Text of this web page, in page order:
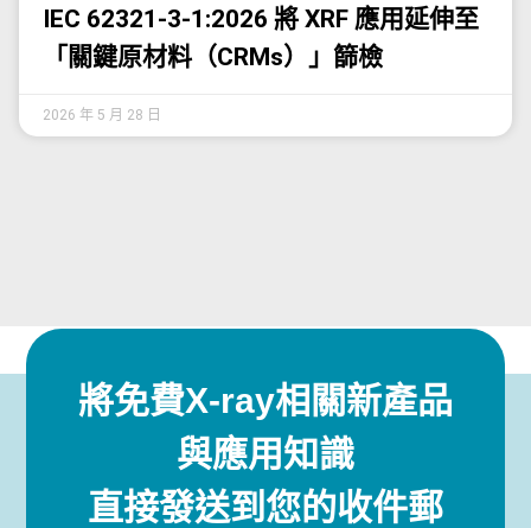
IEC 62321-3-1:2026 將 XRF 應用延伸至
「關鍵原材料（CRMs）」篩檢
2026 年 5 月 28 日
將免費X-ray相關新產品
與應用知識
直接發送到您的收件郵